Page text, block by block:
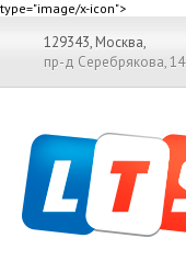
type="image/x-icon">
129343, Москва,
пр-д Серебрякова, 14